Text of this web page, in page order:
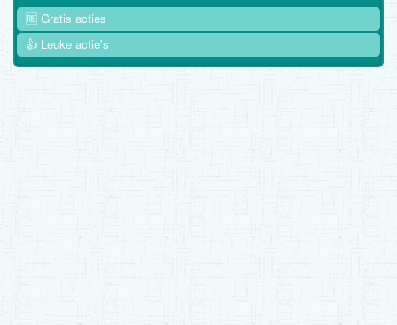
🆓 Gratis acties
👍 Leuke actie's